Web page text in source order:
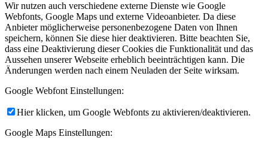
Wir nutzen auch verschiedene externe Dienste wie Google
Webfonts, Google Maps und externe Videoanbieter. Da diese
Anbieter möglicherweise personenbezogene Daten von Ihnen
speichern, können Sie diese hier deaktivieren. Bitte beachten Sie,
dass eine Deaktivierung dieser Cookies die Funktionalität und das
Aussehen unserer Webseite erheblich beeinträchtigen kann. Die
Änderungen werden nach einem Neuladen der Seite wirksam.
Google Webfont Einstellungen:
Hier klicken, um Google Webfonts zu aktivieren/deaktivieren.
Google Maps Einstellungen: